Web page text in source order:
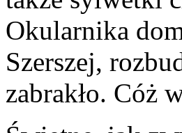
Okularnika
Szerszej,
za­brakło. Cóż